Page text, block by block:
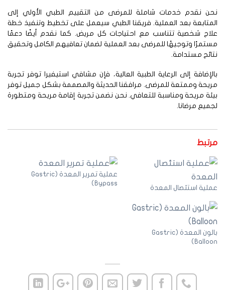
نقدم خدمات شاملة للمرضى من التقييم الطبي الأولي إلى
بعد العملية. فريقنا الطبي سيعمل على تخطيط وتنفيذ خطة
شخصية تتناسب مع احتياجات كل مريض. كما نقدم أيضًا دعمًا
وتوجيهًا للمرضى بعد العملية لضمان تعافيهم الكامل وتحقيق
مستدامة.
إلى الرعاية الطبية العالية، فإن مشافي استيفيرا توفر تجربة
وممتعة للمرضى. مرافقنا الحديثة والمصممة بشكل جميل توفر
مريحة ومناسبة للتعافي. نحن نضمن تجربة إقامة مريحة ومتطورة
مرضانا.
استئصال المعدة
عملية تمرير المعدة (Gastric
Bypass)
بالون المعدة (Gastric